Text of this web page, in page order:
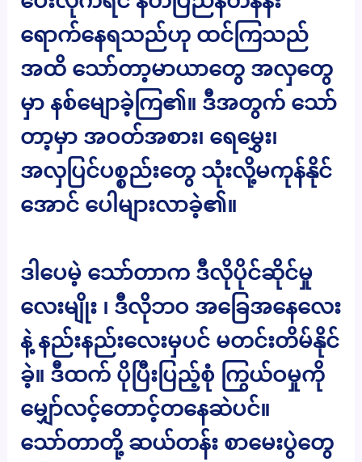
ရောက်နေရသည်ဟု ထင်ကြသည်
အထိ သော်တာ့မာယာတွေ အလှတွေ
မှာ နစ်မျောခဲ့ကြ၏။ ဒီအတွက် သော်
တာ့မှာ အဝတ်အစား၊ ရေမွှေး၊
အလှပြင်ပစ္စည်းတွေ သုံးလို့မကုန်နိုင်
အောင် ပေါများလာခဲ့၏။
ဒါပေမဲ့ သော်တာက ဒီလိုပိုင်ဆိုင်မှု
လေးမျိုး ၊ ဒီလိုဘဝ အခြေအနေလေး
နဲ့ နည်းနည်းလေးမှပင် မတင်းတိမ်နိုင်
ခဲ့။ ဒီထက် ပိုပြီးပြည့်စုံ ကြွယ်ဝမှုကို
မျှော်လင့်တောင့်တနေဆဲပင်။
သော်တာတို့ ဆယ်တန်း စာမေးပွဲတွေ